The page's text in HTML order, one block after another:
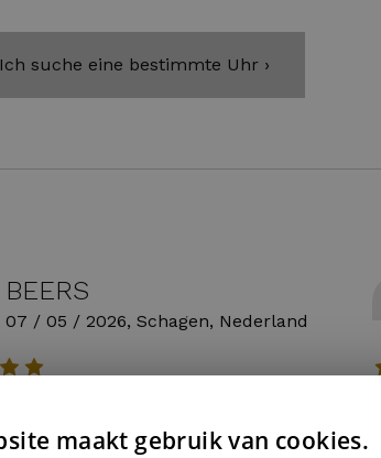
Ich suche eine bestimmte Uhr ›
BEERS
07 / 05 / 2026, Schagen, Nederland
met cadeauverpakking en Rolex
maakt gebruik van cookies.